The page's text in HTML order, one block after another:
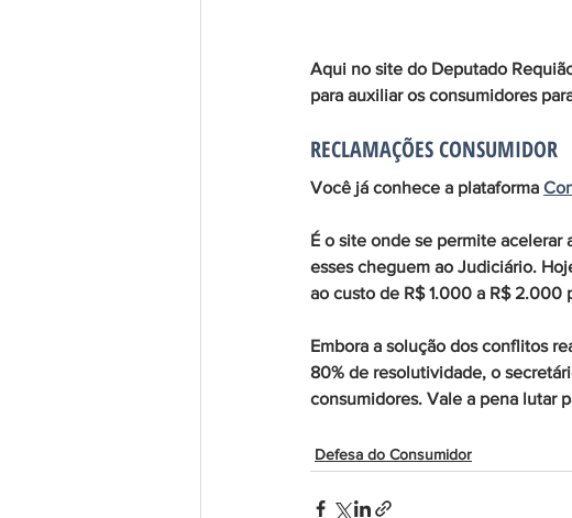
Aqui no site do Deputado
para auxiliar os consumidores
RECLAMAÇÕES CONSUMIDOR
Você já conhece a plataforma
É o site onde se permite
esses cheguem ao Judiciário.
ao custo de R$ 1.000 a R$ 2.000
Embora a solução dos conflitos
80% de resolutividade, o
consumidores. Vale a pena lutar
Defesa do Consumidor